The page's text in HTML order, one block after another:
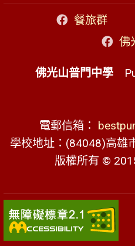
餐旅群
佛
佛光山普門中學
電郵信箱：
學校地址：(84048)高雄
版權所有 ©